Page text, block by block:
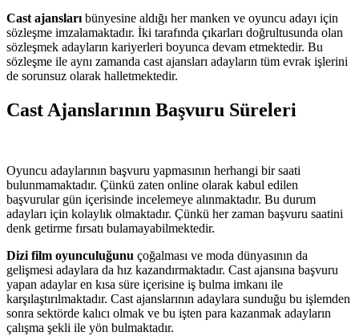
Cast ajansları bünyesine aldığı her manken ve oyuncu adayı için
sözleşme imzalamaktadır. İki tarafında çıkarları doğrultusunda olan
sözleşmek adayların kariyerleri boyunca devam etmektedir. Bu
sözleşme ile aynı zamanda cast ajansları adayların tüm evrak işlerini
de sorunsuz olarak halletmektedir.
Cast Ajanslarının Başvuru Süreleri
Oyuncu adaylarının başvuru yapmasının herhangi bir saati
bulunmamaktadır. Çünkü zaten online olarak kabul edilen
başvurular gün içerisinde incelemeye alınmaktadır. Bu durum
adayları için kolaylık olmaktadır. Çünkü her zaman başvuru saatini
denk getirme fırsatı bulamayabilmektedir.
Dizi film oyunculuğunu çoğalması ve moda dünyasının da
gelişmesi adaylara da hız kazandırmaktadır. Cast ajansına başvuru
yapan adaylar en kısa süre içerisine iş bulma imkanı ile
karşılaştırılmaktadır. Cast ajanslarının adaylara sunduğu bu işlemden
sonra sektörde kalıcı olmak ve bu işten para kazanmak adayların
çalışma şekli ile yön bulmaktadır.